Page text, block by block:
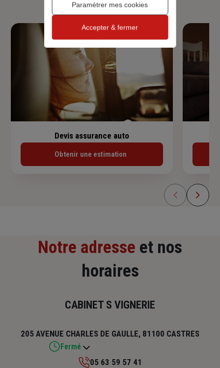
Devis assurance auto
Obtenir une estimation
Notre adresse et nos
horaires
CABINET S VIGNERIE
205 AVENUE CHARLES DE GAULLE, 81100 CASTRES
Fermé
05 63 59 57 41
Paramétrer mes cookies
Accepter & fermer